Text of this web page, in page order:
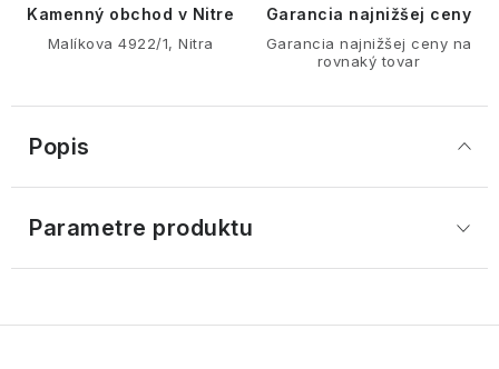
Kamenný obchod v Nitre
Malíkova 4922/1, Nitra
Garancia najnižšej ceny
Garancia najnižšej ceny na
rovnaký tovar
Popis
Parametre produktu